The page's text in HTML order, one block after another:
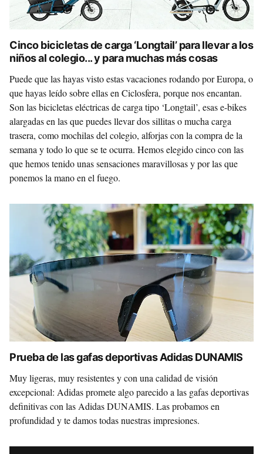
Cinco bicicletas de carga ‘Longtail’ para llevar a los
niños al colegio... y para muchas más cosas
Puede que las hayas visto estas vacaciones rodando por Europa, o
que hayas leído sobre ellas en Ciclosfera, porque nos encantan.
Son las bicicletas eléctricas de carga tipo ‘Longtail’, esas e-bikes
alargadas en las que puedes llevar dos sillitas o mucha carga
trasera, como mochilas del colegio, alforjas con la compra de la
semana y todo lo que se te ocurra. Hemos elegido cinco con las
que hemos tenido unas sensaciones maravillosas y por las que
ponemos la mano en el fuego.
Prueba de las gafas deportivas Adidas DUNAMIS
Muy ligeras, muy resistentes y con una calidad de visión
excepcional: Adidas promete algo parecido a las gafas deportivas
definitivas con las Adidas DUNAMIS. Las probamos en
profundidad y te damos todas nuestras impresiones.